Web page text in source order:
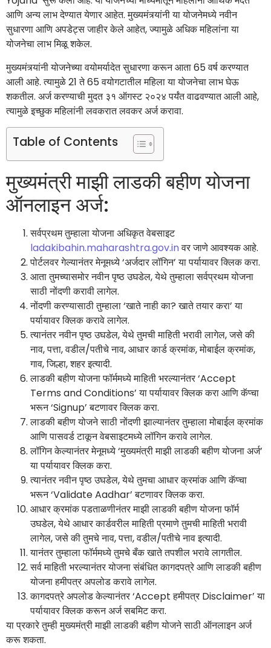
आणि अन्य लाभ देण्यात येणार आहेत. मुख्यमंत्र्यांनी या योजनेमध्ये नवीन
सुधारणा आणि अपडेट्स जाहीर केले आहेत, ज्यामुळे अधिक महिलांना या
योजनेचा लाभ मिळू शकेल.
मुख्यमंत्र्यांनी योजनेच्या वयोमर्यादेत सुधारणा करून आता 65 वर्ष करण्यात
आली आहे. त्यामुळे 21 ते 65 वयोगटातील महिला या योजनेचा लाभ घेऊ
शकतील. अर्ज करण्याची मुदत ३१ ऑगस्ट २०२४ पर्यंत वाढवण्यात आली आहे,
त्यामुळे इच्छुक महिलांनी लवकरात लवकर अर्ज करावा.
Table of Contents
मुख्यमंत्री माझी लाडकी बहीण योजना
ऑनलाइन अर्ज:
सर्वप्रथम तुम्हाला योजना अधिकृत वेबसाइट
ladakibahin.maharashtra.gov.inवर जाणे आवश्यक आहे.
पोर्टलवर गेल्यानंतर मेनूमध्ये ‘अर्जदार लॉगिन’ या पर्यायावर क्लिक करा.
आता तुमच्यासमोर नवीन पृष्ठ उघडेल, येथे तुम्हाला सर्वप्रथम योजना
साठी नोंदणी करावी लागेल.
नोंदणी करण्यासाठी तुम्हाला ‘खाते नाही का? खाते तयार करा’ या
पर्यायावर क्लिक करावे लागेल.
त्यानंतर नवीन पृष्ठ उघडेल, येथे तुमची माहिती भरावी लागेल, जसे की
नाव, पत्ता, वडील/पतीचे नाव, आधार कार्ड क्रमांक, मोबाईल क्रमांक,
गाव, जिल्हा, शहर इत्यादी.
लाडकी बहीण योजना फॉर्ममध्ये माहिती भरल्यानंतर ‘Accept
Terms and Conditions’ या पर्यायावर क्लिक करा आणि कॅप्चा
भरून ‘Signup’ बटणावर क्लिक करा.
लाडकी बहीण योजने साठी नोंदणी झाल्यानंतर तुम्हाला मोबाईल क्रमांक
आणि पासवर्ड टाकून वेबसाइटमध्ये लॉगिन करावे लागेल.
लॉगिन केल्यानंतर मेनूमध्ये ‘मुख्यमंत्री माझी लाडकी बहीण योजना अर्ज’
या पर्यायावर क्लिक करा.
त्यानंतर नवीन पृष्ठ उघडेल, येथे तुमचा आधार क्रमांक आणि कॅप्चा
भरून ‘Validate Aadhar’ बटणावर क्लिक करा.
आधार क्रमांक पडताळणीनंतर माझी लाडकी बहीण योजना फॉर्म
उघडेल, येथे आधार कार्डवरील माहिती प्रमाणे तुमची माहिती भरावी
लागेल, जसे की तुमचे नाव, पत्ता, वडील/पतीचे नाव इत्यादी.
यानंतर तुम्हाला फॉर्ममध्ये तुमचे बँक खाते तपशील भरावे लागतील.
सर्व माहिती भरल्यानंतर योजना संबंधित कागदपत्रे आणि लाडकी बहीण
योजना हमीपत्र अपलोड करावे लागेल.
कागदपत्रे अपलोड केल्यानंतर ‘Accept हमीपत्र Disclaimer’ या
पर्यायावर क्लिक करून अर्ज सबमिट करा.
या प्रकारे तुम्ही मुख्यमंत्री माझी लाडकी बहीण योजने साठी ऑनलाइन अर्ज
करू शकता.